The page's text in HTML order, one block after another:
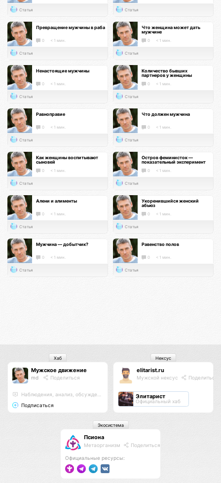
Статья Статья
Превращение мужчины в раба
0 < 1 мин.
Статья
Что женщина может дать
мужчине
0 < 1 мин.
Статья
Ненастоящие мужчины
0 < 1 мин.
Статья
Количество бывших
партнеров у женщины
0 < 1 мин.
Статья
Равноправие
0 < 1 мин.
Статья
Что должен мужчина
0 < 1 мин.
Статья
Как женщины воспитывают
сыновей
0 < 1 мин.
Статья
Остров феминисток —
показательный эксперимент
0 < 1 мин.
Статья
Алени и алименты
0 < 1 мин.
Статья
Укоренившийся женский
абьюз
0 < 1 мин.
Статья
Мужчина — добытчик?
0 < 1 мин.
Статья
Равенство полов
0 < 1 мин.
Статья
Мужское движение
md Поделиться
Наблюдения, анализ, обсуждения
Подписаться
Хаб
elitarist.ru
Мужской нексус Поделиться
Элитарист
Официальный хаб
Нексус
Псиона
Метаорганизм Поделиться
Официальные ресурсы:
Экосистема